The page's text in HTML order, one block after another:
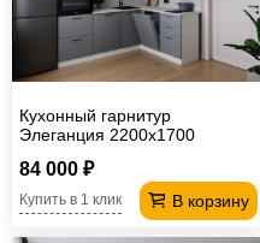
Кухонный гарнитур
Элеганция 2200х1700
84 000 ₽
В корзину
Купить в 1 клик